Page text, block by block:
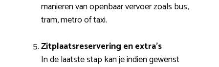
manieren van openbaar vervoer zoals bus,
tram, metro of taxi.
Zitplaatsreservering en extra’s
In de laatste stap kan je indien gewenst